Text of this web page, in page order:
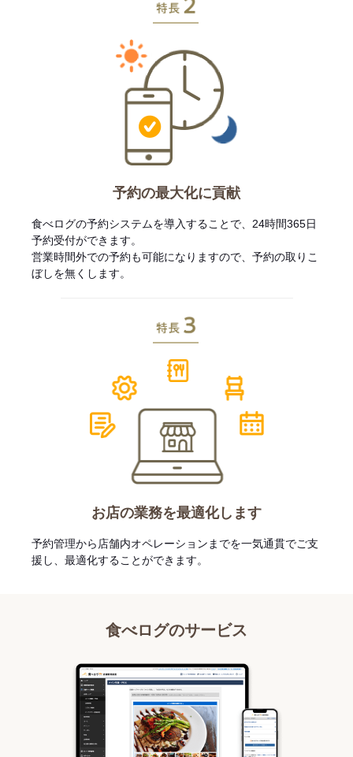
予約の最大化に貢献
食べログの予約システムを導入することで、24時間365日
予約受付ができます。
営業時間外での予約も可能になりますので、予約の取りこ
ぼしを無くします。
お店の業務を最適化します
予約管理から店舗内オペレーションまでを一気通貫でご支
援し、最適化することができます。
食べログのサービス